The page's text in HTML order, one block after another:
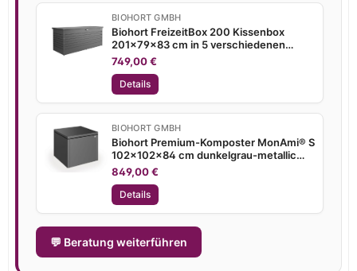
BIOHORT GMBH
Biohort FreizeitBox 200 Kissenbox
201x79x83 cm in 5 verschiedenen
Farben Terrassenbox
749,00 €
Details
BIOHORT GMBH
Biohort Premium-Komposter MonAmi® S
102x102x84 cm dunkelgrau-metallic
Kompost mit Belüftung
849,00 €
Details
💬 Beratung weiterführen